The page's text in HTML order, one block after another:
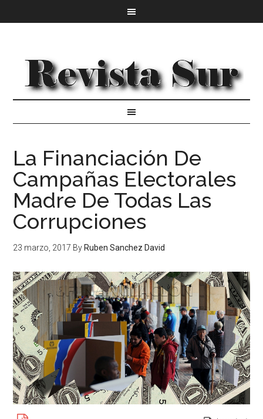
La Financiación De
Campañas Electorales
Madre De Todas Las
Corrupciones
23 marzo, 2017 By Ruben Sanchez David